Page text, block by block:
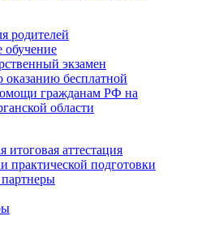
родителей
обучение
экзамен
бесплатной
гражданам РФ на
области
итоговая аттестация
практической подготовки